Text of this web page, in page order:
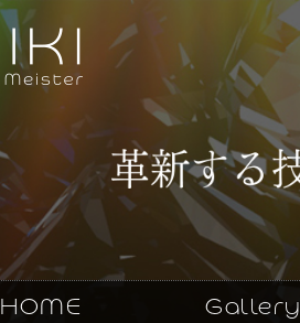
HOME Gallery